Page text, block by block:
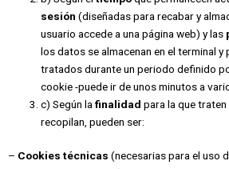
sesión (diseñadas para recabar y
usuario accede a una página web) y las
los datos se almacenan en el terminal y
tratados durante un periodo definido
cookie -puede ir de unos minutos a
c) Según lafinalidad para la que
recopilan, pueden ser:
– Cookies técnicas (necesarias para el uso